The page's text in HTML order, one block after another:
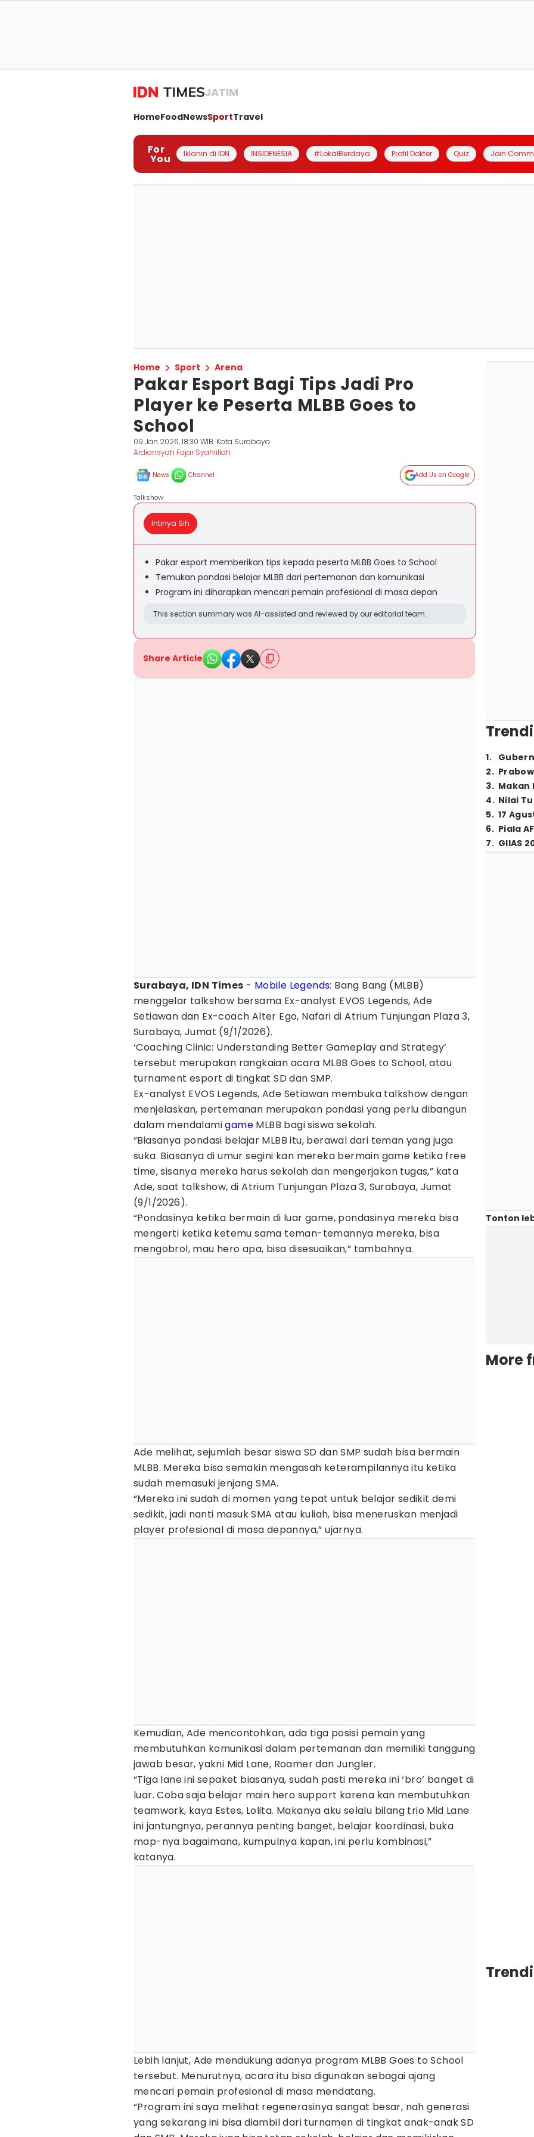
JATIM
HomeFoodNewsSportTravel
For
You Iklanin di IDN INSIDENESIA #LokalBerdaya Profil Dokter Quiz Join
Home Sport Arena
Pakar Esport Bagi Tips Jadi Pro
Player ke Peserta MLBB Goes to
School
09 Jan 2026, 18:30 WIB Kota Surabaya
Ardiansyah Fajar Syahlillah
News Channel Add Us on Google
Talkshow
Intinya Sih
Pakar esport memberikan tips kepada peserta MLBB Goes to School
Temukan pondasi belajar MLBB dari pertemanan dan komunikasi
Program ini diharapkan mencari pemain profesional di masa depan
This section summary was AI-assisted and reviewed by our editorial team.
Share Article
Surabaya, IDN Times - Mobile Legends: Bang Bang (MLBB)
menggelar talkshow bersama Ex-analyst EVOS Legends, Ade
Setiawan dan Ex-coach Alter Ego, Nafari di Atrium Tunjungan Plaza 3,
Surabaya, Jumat (9/1/2026).
‘Coaching Clinic: Understanding Better Gameplay and Strategy’
tersebut merupakan rangkaian acara MLBB Goes to School, atau
turnament esport di tingkat SD dan SMP.
Ex-analyst EVOS Legends, Ade Setiawan membuka talkshow dengan
menjelaskan, pertemanan merupakan pondasi yang perlu dibangun
dalam mendalamigame MLBB bagi siswa sekolah.
“Biasanya pondasi belajar MLBB itu, berawal dari teman yang juga
suka. Biasanya di umur segini kan mereka bermain game ketika free
time, sisanya mereka harus sekolah dan mengerjakan tugas,” kata
Ade, saat talkshow, di Atrium Tunjungan Plaza 3, Surabaya, Jumat
(9/1/2026).
“Pondasinya ketika bermain di luar game, pondasinya mereka bisa
mengerti ketika ketemu sama teman-temannya mereka, bisa
mengobrol, mau hero apa, bisa disesuaikan,” tambahnya.
Ade melihat, sejumlah besar siswa SD dan SMP sudah bisa bermain
MLBB. Mereka bisa semakin mengasah keterampilannya itu ketika
sudah memasuki jenjang SMA.
“Mereka ini sudah di momen yang tepat untuk belajar sedikit demi
sedikit, jadi nanti masuk SMA atau kuliah, bisa meneruskan menjadi
player profesional di masa depannya,” ujarnya.
Kemudian, Ade mencontohkan, ada tiga posisi pemain yang
membutuhkan komunikasi dalam pertemanan dan memiliki tanggung
jawab besar, yakni Mid Lane, Roamer dan Jungler.
“Tiga lane ini sepaket biasanya, sudah pasti mereka ini ‘bro’ banget di
luar. Coba saja belajar main hero support karena kan membutuhkan
teamwork, kaya Estes, Lolita. Makanya aku selalu bilang trio Mid Lane
ini jantungnya, perannya penting banget, belajar koordinasi, buka
map-nya bagaimana, kumpulnya kapan, ini perlu kombinasi,”
katanya.
Lebih lanjut, Ade mendukung adanya program MLBB Goes to School
tersebut. Menurutnya, acara itu bisa digunakan sebagai ajang
mencari pemain profesional di masa mendatang.
“Program ini saya melihat regenerasinya sangat besar, nah generasi
yang sekarang ini bisa diambil dari turnamen di tingkat anak-anak SD
1.
2.
3. Makan
4. Nilai
5. 17
6. Piala
7. GIIAS
Tonton
More